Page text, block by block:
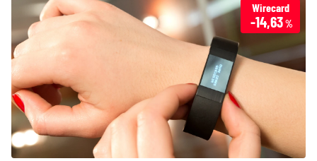
Wirecard
-14,63%